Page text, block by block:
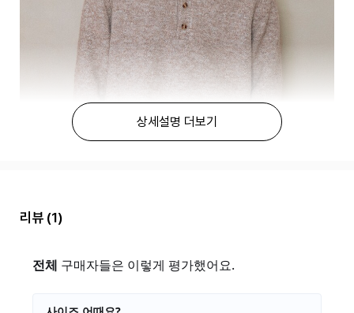
상세설명 더보기
리뷰 (1)